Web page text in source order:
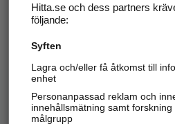
Hitta.se - Gratis
Sök företag, personer och platser.
Hitta telefonnummer, adresser,
Hitta.se och dess partners
följande:
Syften
Lagra och/eller få åtkomst till
enhet
Personanpassad reklam och
innehållsmätning samt
målgrupp